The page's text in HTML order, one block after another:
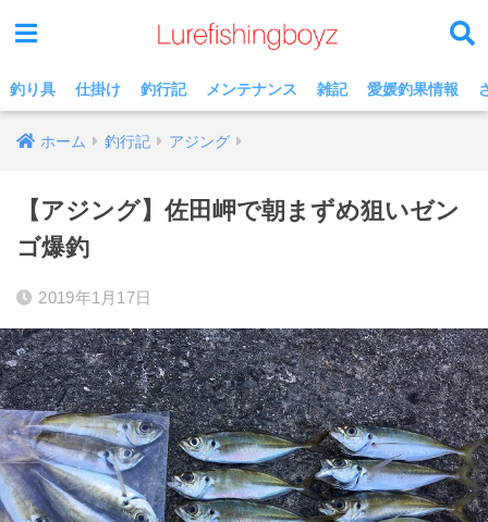
釣り具 仕掛け 釣行記 メンテナンス 雑記 愛媛釣果情報
ホーム 釣行記 アジング
【アジング】佐田岬で朝まずめ狙いゼン
ゴ爆釣
2019年1月17日